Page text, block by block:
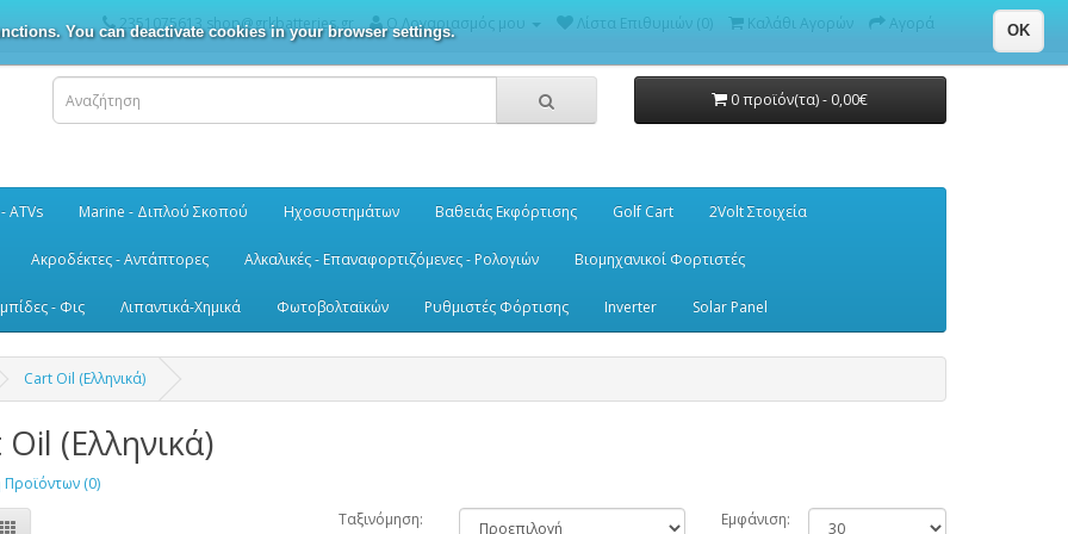
You can deactivate cookies in your browser settings. OK
2351075613 shop@grkbatteries.gr Ο Λογαριασμός μου Λίστα Επιθυμιών (0) Καλάθι Αγορών Αγορά
0 προϊόν(τα) - 0,00€
ATVs Marine - Διπλού Σκοπού Ηχοσυστημάτων Βαθειάς Εκφόρτισης Golf Cart 2Volt Στοιχεία
Ακροδέκτες - Αντάπτορες Αλκαλικές - Επαναφορτιζόμενες - Ρολογιών Βιομηχανικοί Φορτιστές
- Φις Λιπαντικά-Χημικά Φωτοβολταϊκών Ρυθμιστές Φόρτισης Inverter Solar Panel
Cart Oil (Ελληνικά)
(Ελληνικά)
Προϊόντων (0)
Ταξινόμηση:
Εμφάνιση: